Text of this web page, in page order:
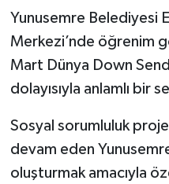
Yunusemre Belediyesi
Merkezi’nde öğrenim
Mart Dünya Down
dolayısıyla anlamlı bir
Sosyal sorumluluk
devam eden
oluşturmak amacıyla